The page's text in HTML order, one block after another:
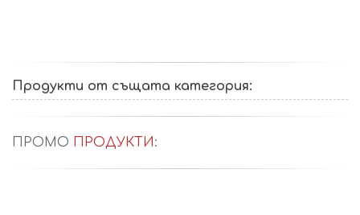
Продукти от същата категория:
ПРОМО ПРОДУКТИ :